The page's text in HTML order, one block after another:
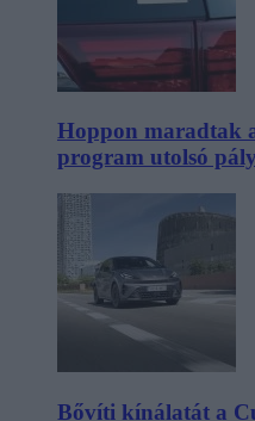
Hoppon maradtak
program utolsó
Bővíti kínálatát a